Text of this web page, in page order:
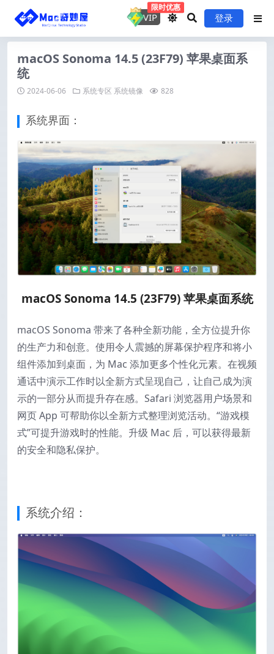
VIP
限时优惠
登录
macOS Sonoma 14.5 (23F79) 苹果桌面系
统
2024-06-06 系统专区 系统镜像 828
系统界面：
macOS Sonoma 14.5 (23F79) 苹果桌面系统
macOS Sonoma 带来了各种全新功能，全方位提升你
的生产力和创意。使用令人震撼的屏幕保护程序和将小
组件添加到桌面，为 Mac 添加更多个性化元素。在视频
通话中演示工作时以全新方式呈现自己，让自己成为演
示的一部分从而提升存在感。Safari 浏览器用户场景和
网页 App 可帮助你以全新方式整理浏览活动。“游戏模
式”可提升游戏时的性能。升级 Mac 后，可以获得最新
的安全和隐私保护。
系统介绍：